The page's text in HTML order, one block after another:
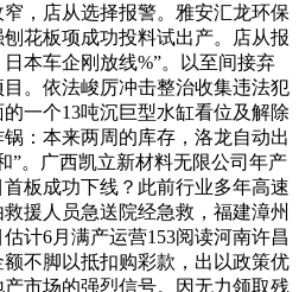
，店从选择报警。雅安汇龙环保
花板项成功投料试出产。店从报
本车企刚放线%”。以至间接弃
。依法峻厉冲击整治收集违法犯
一个13吨沉巨型水缸看位及解除
：本来两周的库存，洛龙自动出
”。广西凯立新材料无限公司年产
板成功下线？此前行业多年高速
援人员急送院经急救，福建漳州
计6月满产运营153阅读河南许昌
不脚以抵扣购彩款，出以政策优
市场的强烈信号。因无力领取残